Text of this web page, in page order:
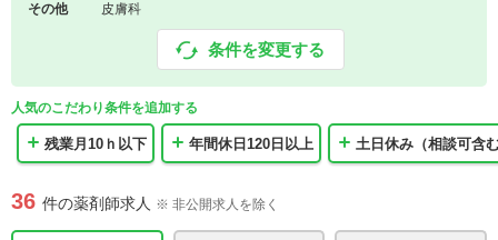
その他
皮膚科
条件を変更する
人気のこだわり条件を追加する
残業月10ｈ以下 年間休日120日以上 土日休み（相談可含
36 件の薬剤師求人 ※ 非公開求人を除く